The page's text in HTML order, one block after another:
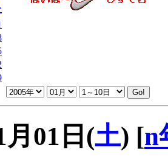
月01日(土) [n